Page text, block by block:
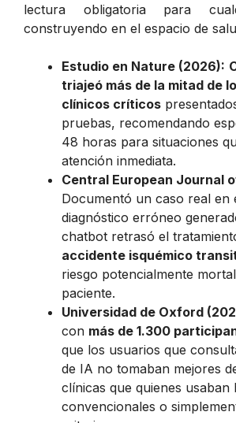
lectura obligatoria para
construyendo en el espacio de
Estudio en Nature (2026):
triajeó más de la mitad de
clínicos críticos
pruebas, recomendando
48 horas para situaciones
atención inmediata.
Central European Journal
Documentó un caso real en
diagnóstico erróneo
chatbot retrasó el
accidente isquémico
riesgo potencialmente
paciente.
Universidad de Oxford
con más de 1.300
que los usuarios que
de IA no tomaban mejores
clínicas que quienes usaban
convencionales o